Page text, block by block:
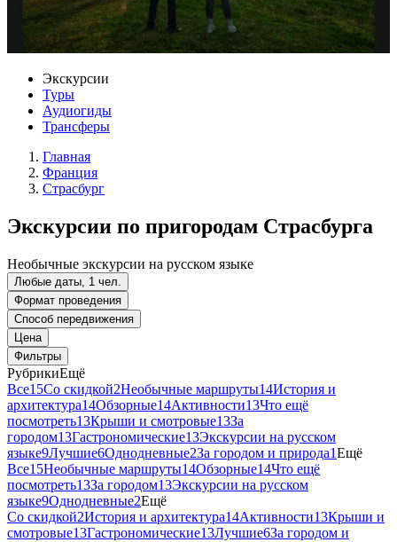
Экскурсии
Туры
Аудиогиды
Трансферы
Главная
Франция
Страсбург
Экскурсии по пригородам Страсбурга
Необычные экскурсии на русском языке
Любые даты, 1 чел.
Формат проведения
Способ передвижения
Цена
Фильтры
РубрикиЕщё
Все15Со скидкой2Необычные маршруты14История и
архитектура14Обзорные14Активности13Что ещё
посмотреть13Крыши и смотровые13За
городом13Гастрономические13Экскурсии на русском
языке9Лучшие6Однодневные2За городом и природа1Ещё
Все15Необычные маршруты14Обзорные14Что ещё
посмотреть13За городом13Экскурсии на русском
языке9Однодневные2Ещё
Со скидкой2История и архитектура14Активности13Крыши и
смотровые13Гастрономические13Лучшие6За городом и